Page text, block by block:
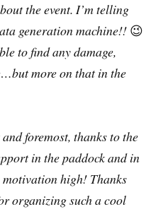
the event. I’m telling
generation machine!! 😉
to find any damage,
more on that in the
foremost, thanks to the
in the paddock and in
motivation high! Thanks
organizing such a cool